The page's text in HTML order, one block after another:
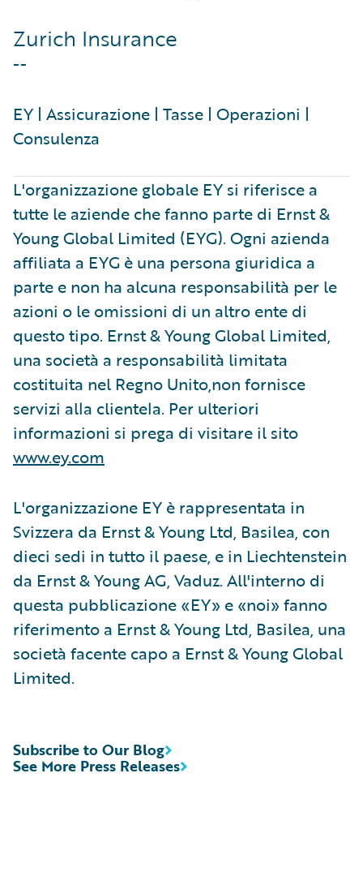
Zurich Insurance
--
EY | Assicurazione | Tasse | Operazioni |
Consulenza
L'organizzazione globale EY si riferisce a
tutte le aziende che fanno parte di Ernst &
Young Global Limited (EYG). Ogni azienda
affiliata a EYG è una persona giuridica a
parte e non ha alcuna responsabilità per le
azioni o le omissioni di un altro ente di
questo tipo. Ernst & Young Global Limited,
una società a responsabilità limitata
costituita nel Regno Unito,non fornisce
servizi alla clientela. Per ulteriori
informazioni si prega di visitare il sito
www.ey.com
L'organizzazione EY è rappresentata in
Svizzera da Ernst & Young Ltd, Basilea, con
dieci sedi in tutto il paese, e in Liechtenstein
da Ernst & Young AG, Vaduz. All'interno di
questa pubblicazione «EY» e «noi» fanno
riferimento a Ernst & Young Ltd, Basilea, una
società facente capo a Ernst & Young Global
Limited.
See More Press Releases
Subscribe to Our Blog